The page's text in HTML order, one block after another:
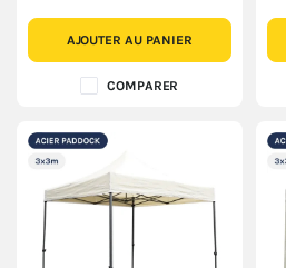
AJOUTER AU PANIER
COMPARER